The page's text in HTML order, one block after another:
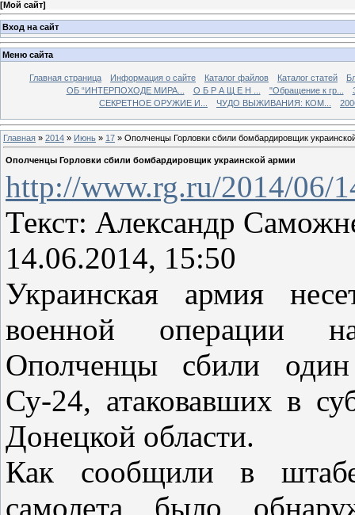
[Мой сайт]
Вход на сайт
Меню сайта
Главная страница Информация о сайте Каталог файлов Каталог статей
ОБ “ИНТЕРПОХОДЕ МИРА...
О Б Р А Щ Е Н ... "Обращение к гр...
СЕКРЕТНОЕ ОРУЖИЕ И...
ЧУДО ВЫЖИВАНИЯ: КОМ...
Главная » 2014 » Июнь » 17 » Ополченцы Горловки сбили бомбардировщик
Ополченцы Горловки сбили бомбардировщик украинской армии
http://www.rg.ru/2014/06/
Текст: Александр
14.06.2014, 15:50
Украинская армия
военной операции
Ополченцы сбили
Су-24, атаковавших в
Донецкой области.
Как сообщили в
самолета было